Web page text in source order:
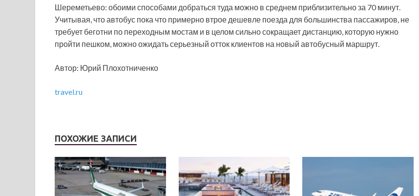
Шереметьево: обоими способами добраться туда можно в среднем приблизительно за 70 минут.
Учитывая, что автобус пока что примерно втрое дешевле поезда для большинства пассажиров, не
требует беготни по переходным мостам и в целом сильно сокращает дистанцию, которую нужно
пройти пешком, можно ожидать серьезный отток клиентов на новый автобусный маршрут.
Автор: Юрий Плохотниченко
travel.ru
ПОХОЖИЕ ЗАПИСИ